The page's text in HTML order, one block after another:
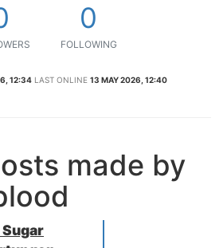
0
FOLLOWING
12:34 LAST ONLINE 13 MAY 2026, 12:40
made by